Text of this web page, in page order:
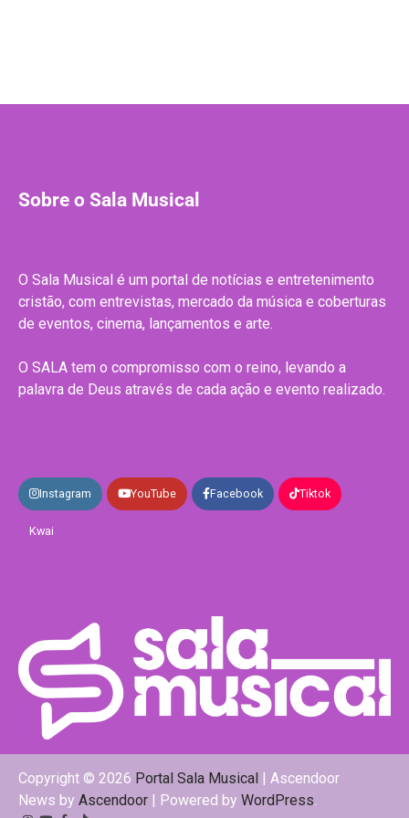
Sobre o Sala Musical
O Sala Musical é um portal de notícias e entretenimento
cristão, com entrevistas, mercado da música e coberturas
de eventos, cinema, lançamentos e arte.
O SALA tem o compromisso com o reino, levando a
palavra de Deus através de cada ação e evento realizado.
Instagram YouTube Facebook Tiktok
Kwai
Copyright © 2026 Portal Sala Musical
| Ascendoor
News by Ascendoor | Powered by WordPress.